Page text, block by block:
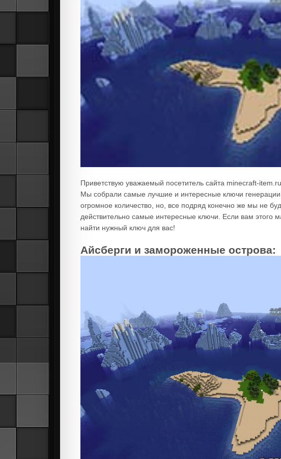
Приветствую уважаемый посетитель сайта minecraft-item.ru
Мы собрали самые лучшие и интересные ключи
огромное количество, но, все подряд конечно же мы не
действительно самые интересные ключи. Если вам этого
найти нужный ключ для вас!
Айсберги и замороженные острова: